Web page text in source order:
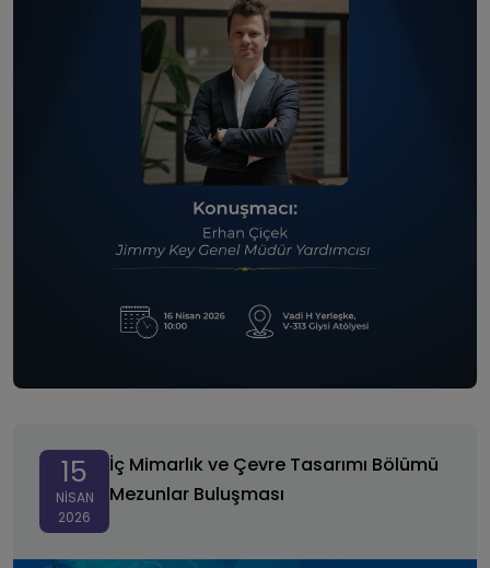
15
NISAN
2026
İç Mimarlık ve Çevre Tasarımı Bölümü
Mezunlar Buluşması
Buluşması